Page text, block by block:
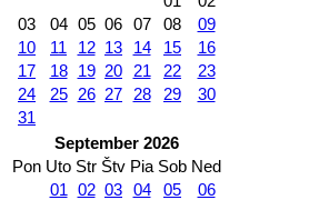
03
04 05 06 07 08
09
10
11 12 13 14 15
16
17
18 19 20 21 22
23
24
25 26 27 28 29
30
31
September 2026
Pon Uto Str Štv Pia Sob Ned
01 02 03 04 05
06